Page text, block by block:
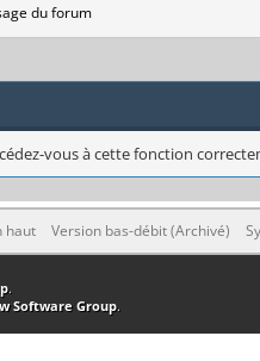
du forum
vous à cette fonction
haut Version bas-débit (Archivé)
.
Software Group.